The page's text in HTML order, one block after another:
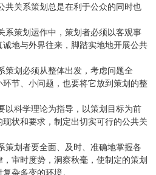
关系策划总是在利于公众的同时也
策划运作中，策划者必须以客观事
地与外界往来，脚踏实地地开展公共
划必须从整体出发，考虑问题全
节、小问题，也要将它放到策划的整
科学理论为指导，以策划目标为前
状和要求，制定出切实可行的公共关
划者要全面、及时、准确地掌握各
审时度势，洞察秋毫，使制定的策划
杂多变的环境。